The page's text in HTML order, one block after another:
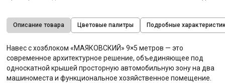
Описание товара Цветовые палитры Подробные
Навес с хозблоком «МАЯКОВСКИЙ» 9×5 метров — это
современное архитектурное решение, объединяющее под
односкатной крышей просторную автомобильную зону на два
машиноместа и функциональное хозяйственное помещение.